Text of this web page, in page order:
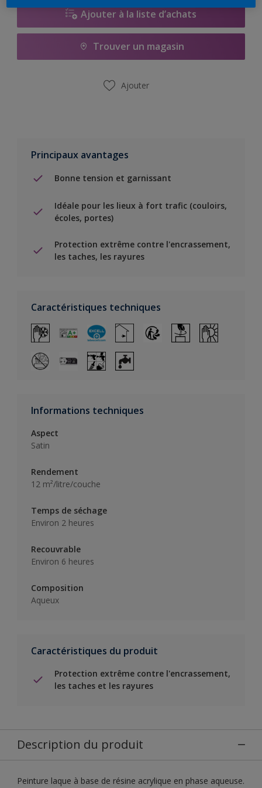
Ajouter à la liste d’achats
Trouver un magasin
Ajouter
Principaux avantages
Bonne tension et garnissant
Idéale pour les lieux à fort trafic (couloirs,
écoles, portes)
Protection extrême contre l'encrassement,
les taches, les rayures
Caractéristiques techniques
Informations techniques
Aspect
Satin
Rendement
12 m²/litre/couche
Temps de séchage
Environ 2 heures
Recouvrable
Environ 6 heures
Composition
Aqueux
Caractéristiques du produit
Protection extrême contre l'encrassement,
les taches et les rayures
Description du produit
Peinture laque à base de résine acrylique en phase aqueuse.